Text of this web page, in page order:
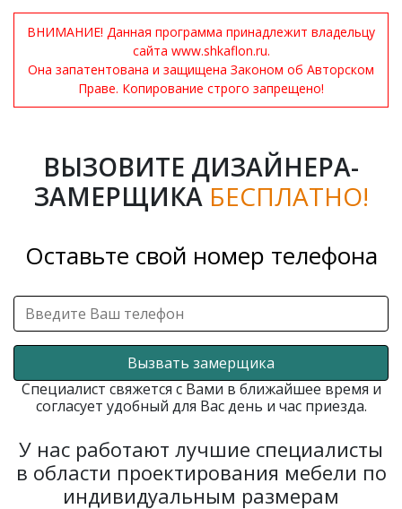
ВНИМАНИЕ! Данная программа принадлежит владельцу
сайта www.shkaflon.ru.
Она запатентована и защищена Законом об Авторском
Праве. Копирование строго запрещено!
ВЫЗОВИТЕ ДИЗАЙНЕРА-
ЗАМЕРЩИКА БЕСПЛАТНО!
Оставьте свой номер телефона
Вызвать замерщика
Специалист свяжется с Вами в ближайшее время и
согласует удобный для Вас день и час приезда.
У нас работают лучшие специалисты
в области проектирования мебели по
индивидуальным размерам